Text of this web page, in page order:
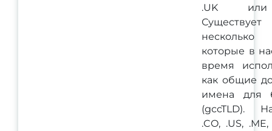
.UK
Существует
несколько
которые в
время
как общие
имена для
(gccTLD).
.CO, .US,